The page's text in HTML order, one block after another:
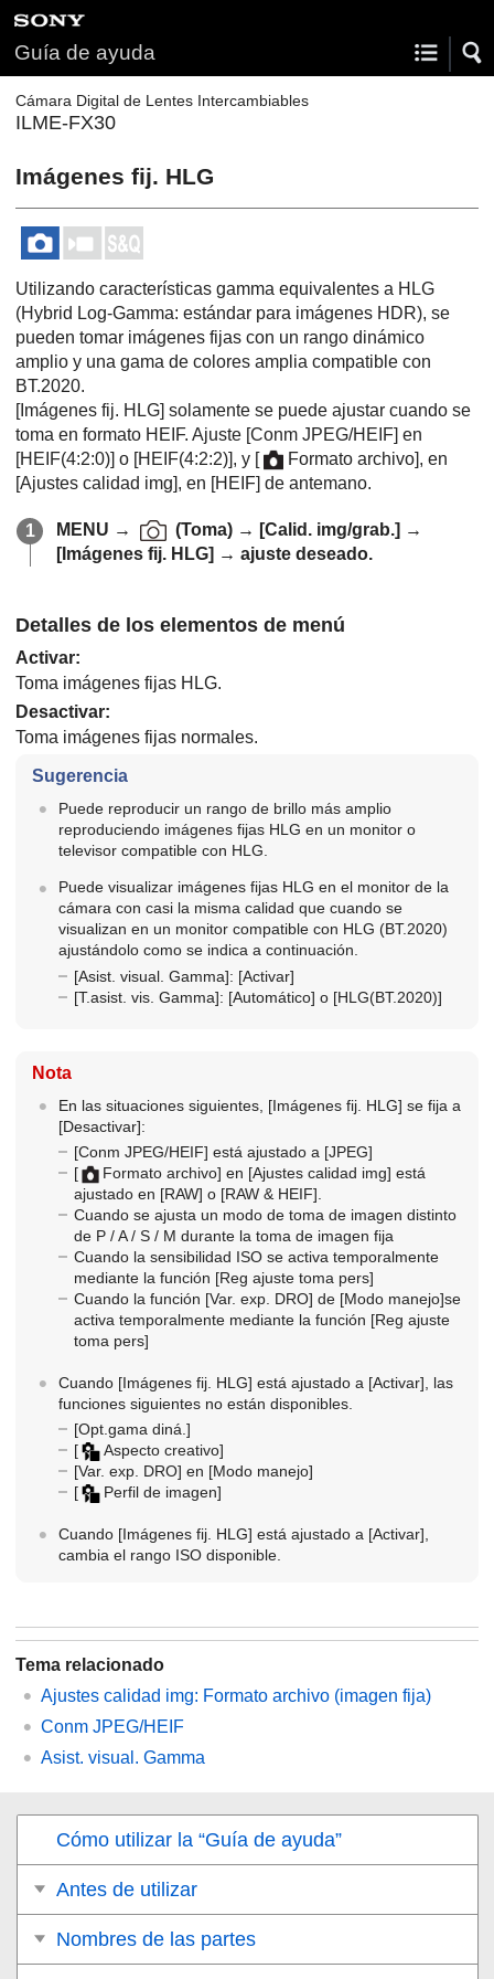
Guía de ayuda
Cámara Digital de Lentes Intercambiables
ILME-FX30
Imágenes fij. HLG
Utilizando características gamma equivalentes a HLG
(Hybrid Log-Gamma: estándar para imágenes HDR), se
pueden tomar imágenes fijas con un rango dinámico
amplio y una gama de colores amplia compatible con
BT.2020.
[Imágenes fij. HLG] solamente se puede ajustar cuando se
toma en formato HEIF. Ajuste [Conm JPEG/HEIF] en
[HEIF(4:2:0)] o [HEIF(4:2:2)], y [ Formato archivo], en
[Ajustes calidad img], en [HEIF] de antemano.
MENU → (Toma) → [Calid. img/grab.] →
[Imágenes fij. HLG] → ajuste deseado.
Detalles de los elementos de menú
Activar:
Toma imágenes fijas HLG.
Desactivar:
Toma imágenes fijas normales.
Sugerencia
Puede reproducir un rango de brillo más amplio
reproduciendo imágenes fijas HLG en un monitor o
televisor compatible con HLG.
Puede visualizar imágenes fijas HLG en el monitor de la
cámara con casi la misma calidad que cuando se
visualizan en un monitor compatible con HLG (BT.2020)
ajustándolo como se indica a continuación.
[Asist. visual. Gamma]: [Activar]
[T.asist. vis. Gamma]: [Automático] o [HLG(BT.2020)]
Nota
En las situaciones siguientes, [Imágenes fij. HLG] se fija a
[Desactivar]:
[Conm JPEG/HEIF] está ajustado a [JPEG]
[
Formato archivo] en [Ajustes calidad img] está
ajustado en [RAW] o [RAW & HEIF].
Cuando se ajusta un modo de toma de imagen distinto
de P / A / S / M durante la toma de imagen fija
Cuando la sensibilidad ISO se activa temporalmente
mediante la función [Reg ajuste toma pers]
Cuando la función [Var. exp. DRO] de [Modo manejo]se
activa temporalmente mediante la función [Reg ajuste
toma pers]
Cuando [Imágenes fij. HLG] está ajustado a [Activar] , las
funciones siguientes no están disponibles.
[Opt.gama diná.]
[
Aspecto creativo]
[Var. exp. DRO] en [Modo manejo]
[
Perfil de imagen]
Cuando [Imágenes fij. HLG] está ajustado a [Activar]
cambia el rango ISO disponible.
Tema relacionado
Ajustes calidad img: Formato archivo (imagen fija)
Conm JPEG/HEIF
Asist. visual. Gamma
Cómo utilizar la “Guía de ayuda”
Antes de utilizar
Nombres de las partes